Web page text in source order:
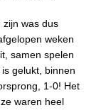
zijn was dus
weken
samen spelen
gelukt, binnen
1-0! Het
waren heel